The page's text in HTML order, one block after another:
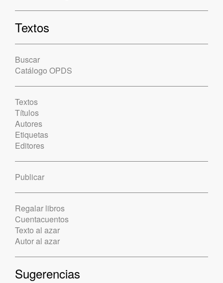
Textos
Buscar
Catálogo OPDS
Textos
Títulos
Autores
Etiquetas
Editores
Publicar
Regalar libros
Cuentacuentos
Texto al azar
Autor al azar
Sugerencias